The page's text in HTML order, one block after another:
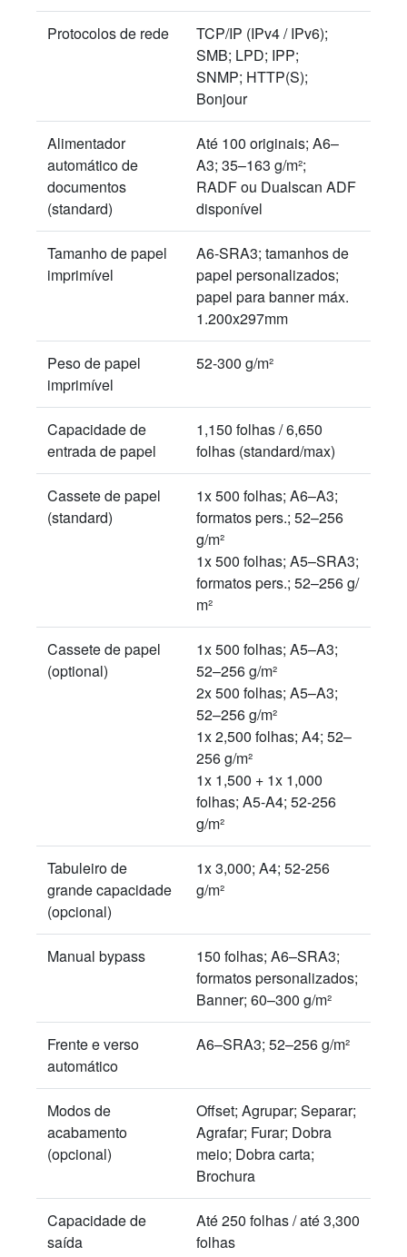
Protocolos de rede
TCP/IP (IPv4 / IPv6);
SMB; LPD; IPP;
SNMP; HTTP(S);
Bonjour
Alimentador
automático de
documentos
(standard)
Até 100 originais; A6–
A3; 35–163 g/m²;
RADF ou Dualscan ADF
disponível
Tamanho de papel
imprimível
A6-SRA3; tamanhos de
papel personalizados;
papel para banner máx.
1.200x297mm
Peso de papel
imprimível
52-300 g/m²
Capacidade de
entrada de papel
1,150 folhas / 6,650
folhas (standard/max)
Cassete de papel
(standard)
1x 500 folhas; A6–A3;
formatos pers.; 52–256
g/m²
1x 500 folhas; A5–SRA3;
formatos pers.; 52–256 g/
m²
Cassete de papel
(optional)
1x 500 folhas; A5–A3;
52–256 g/m²
2x 500 folhas; A5–A3;
52–256 g/m²
1x 2,500 folhas; A4; 52–
256 g/m²
1x 1,500 + 1x 1,000
folhas; A5-A4; 52-256
g/m²
Tabuleiro de
grande capacidade
(opcional)
1x 3,000; A4; 52-256
g/m²
Manual bypass
150 folhas; A6–SRA3;
formatos personalizados;
Banner; 60–300 g/m²
Frente e verso
automático
A6–SRA3; 52–256 g/m²
Modos de
acabamento
(opcional)
Offset; Agrupar; Separar;
Agrafar; Furar; Dobra
meio; Dobra carta;
Brochura
Capacidade de
saída
Até 250 folhas / até 3,300
folhas